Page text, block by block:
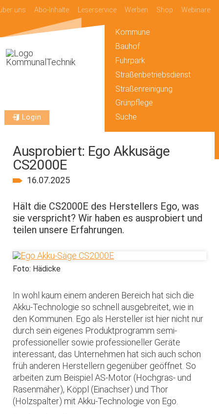
uns Abo-Inhalte Leserservice Werben Shop Webinare
Login
Kommune
Bauhof
Fuhrpark
Straßenbetriebsdienst
Straßenreinigung
Grünpflege
Suche
Ausprobiert: Ego Akkusäge
CS2000E
16.07.2025
Hält die CS2000E des Herstellers Ego, was
sie verspricht? Wir haben es ausprobiert und
teilen unsere Erfahrungen.
Foto: Hädicke
In wohl kaum einem anderen Bereich hat sich die
Akku-Technologie so schnell ausgebreitet, wie in
den Kommunen. Ego als Hersteller ist hier nicht nur
durch sein eigenes Produktprogramm semi-
professioneller sowie professioneller Geräte
interessant, das Unternehmen hat sich auch schon
früh anderen Herstellern gegenüber geöffnet. So
arbeiten zum Beispiel AS-Motor (Hochgras- und
Rasenmäher), Köppl (Einachser) und Thor
(Holzspalter) mit Akku-Technologie von Ego.